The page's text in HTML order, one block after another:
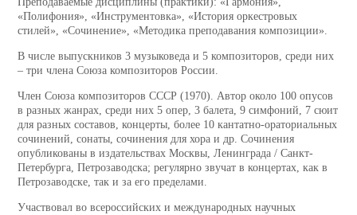
«Полифония», «Инструментовка», «История оркестровых
стилей», «Сочинение», «Методика преподавания композиции».
В числе выпускников 3 музыковеда и 5 композиторов, среди них
– три члена Союза композиторов России.
Член Союза композиторов СССР (1970). Автор около 100 опусов
в разных жанрах, среди них 5 опер, 3 балета, 9 симфоний, 7 сюит
для разных составов, концерты, более 10 кантатно-ораториальных
сочинений, сонаты, сочинения для хора и др. Сочинения
опубликованы в издательствах Москвы, Ленинграда / Санкт-
Петербурга, Петрозаводска; регулярно звучат в концертах, как в
Петрозаводске, так и за его пределами.
Участвовал во всероссийских и международных научных